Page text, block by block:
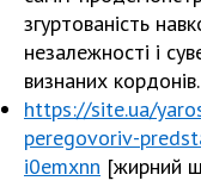
згуртованість
незалежності і
визнаних кордонів.
https://site.ua/
peregovoriv-
i0emxnn [жирний